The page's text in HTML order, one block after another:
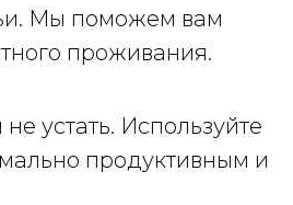
Мы поможем вам
проживания.
устать. Используйте
продуктивным и